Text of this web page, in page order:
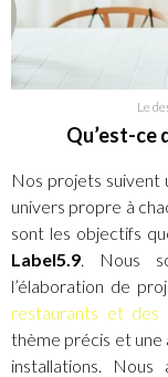
Le
Qu’est-ce
Nos projets suivent
univers propre à
sont les objectifs
Label5.9. Nous
l’élaboration de
restaurants et des
thème précis et une
installations.